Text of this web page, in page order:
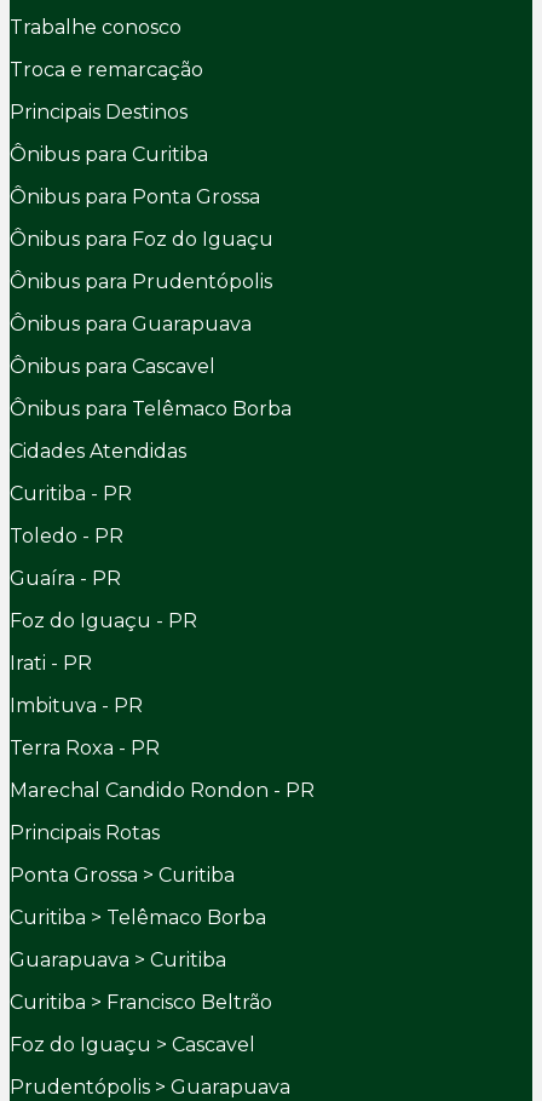
Trabalhe conosco
Troca e remarcação
Principais Destinos
Ônibus para Curitiba
Ônibus para Ponta Grossa
Ônibus para Foz do Iguaçu
Ônibus para Prudentópolis
Ônibus para Guarapuava
Ônibus para Cascavel
Ônibus para Telêmaco Borba
Cidades Atendidas
Curitiba - PR
Toledo - PR
Guaíra - PR
Foz do Iguaçu - PR
Irati - PR
Imbituva - PR
Terra Roxa - PR
Marechal Candido Rondon - PR
Principais Rotas
Ponta Grossa > Curitiba
Curitiba > Telêmaco Borba
Guarapuava > Curitiba
Curitiba > Francisco Beltrão
Foz do Iguaçu > Cascavel
Prudentópolis > Guarapuava